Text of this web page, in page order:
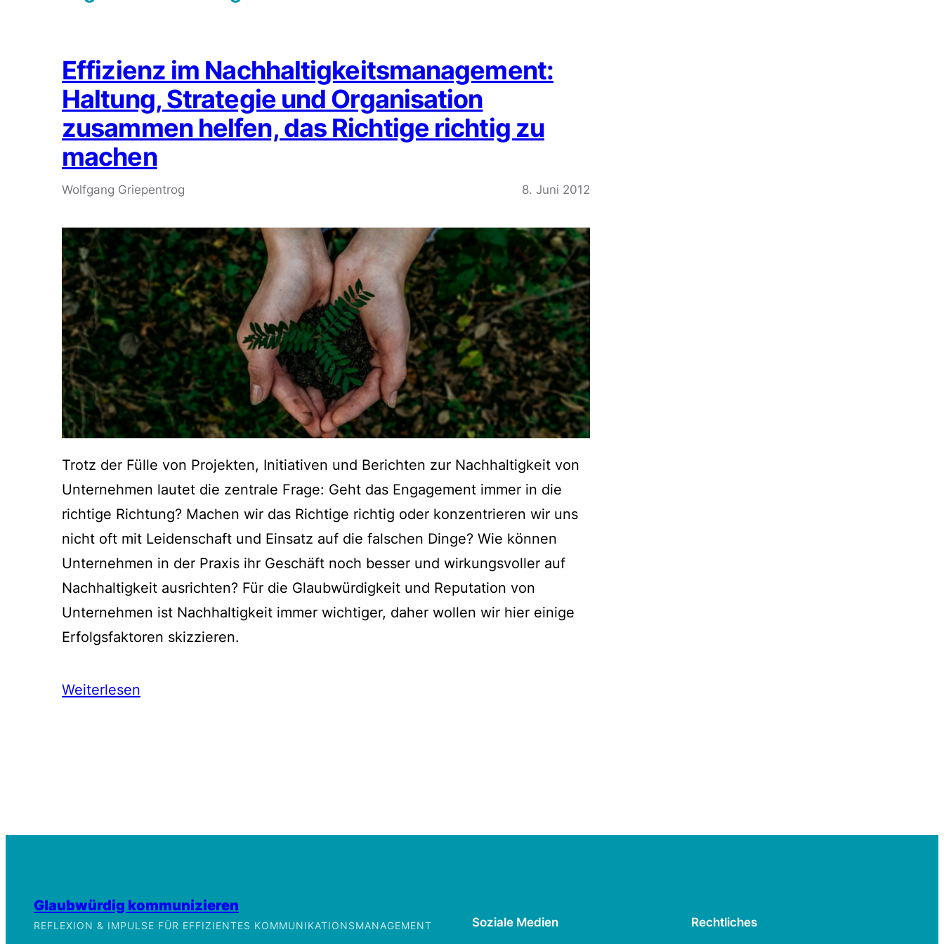
Effizienz im Nachhaltigkeitsmanagement:
Haltung, Strategie und Organisation
zusammen helfen, das Richtige richtig zu
machen
Wolfgang Griepentrog 8. Juni 2012
Trotz der Fülle von Projekten, Initiativen und Berichten zur Nachhaltigkeit von
Unternehmen lautet die zentrale Frage: Geht das Engagement immer in die
richtige Richtung? Machen wir das Richtige richtig oder konzentrieren wir uns
nicht oft mit Leidenschaft und Einsatz auf die falschen Dinge? Wie können
Unternehmen in der Praxis ihr Geschäft noch besser und wirkungsvoller auf
Nachhaltigkeit ausrichten? Für die Glaubwürdigkeit und Reputation von
Unternehmen ist Nachhaltigkeit immer wichtiger, daher wollen wir hier einige
Erfolgsfaktoren skizzieren.
Weiterlesen
Glaubwürdig kommunizieren
REFLEXION & IMPULSE FÜR EFFIZIENTES KOMMUNIKATIONSMANAGEMENT Soziale Medien Rechtliches